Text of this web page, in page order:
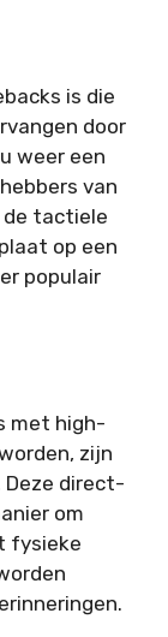
is die
door
weer een
van
de tactiele
op een
populair
met high-
zijn
Deze direct-
om
fysieke